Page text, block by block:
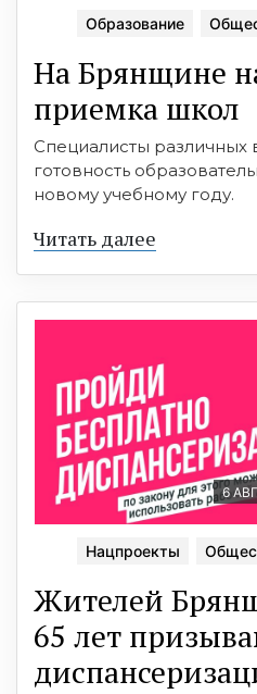
Образование
На Брянщине
приемка школ
Специалисты
готовность
новому учебному году.
Читать далее
6
Нацпроекты
Жителей
65 лет